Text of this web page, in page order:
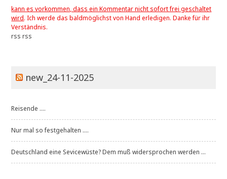
kann es vorkommen, dass ein Kommentar nicht sofort frei geschaltet
wird. Ich werde das baldmöglichst von Hand erledigen. Danke für ihr
Verständnis.
rss rss
new_24-11-2025
Reisende ....
Nur mal so festgehalten ....
Deutschland eine Sevicewüste? Dem muß widersprochen werden ...